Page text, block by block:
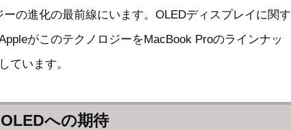
の進化の最前線にいます。OLEDディスプレイに関す
がこのテクノロジーをMacBook Proのラインナッ
ています。
への期待